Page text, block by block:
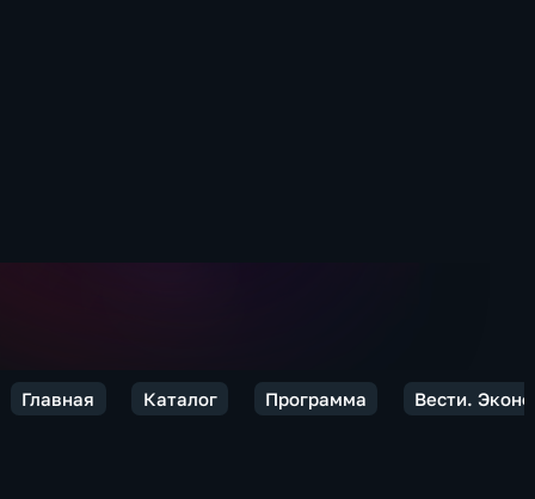
Главная Каталог Программа Вести.